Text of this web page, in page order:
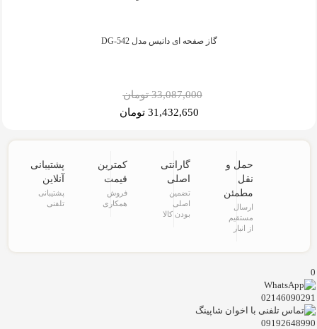
گاز صفحه ای داتیس مدل DG-542
33,087,000 تومان
31,432,650 تومان
حمل و
نقل
مطمئن
ارسال
مستقیم
از انبار
گارانتی
اصلی
تضمین
اصلی
بودن کالا
کمترین
قیمت
فروش
همکاری
پشتیبانی
آنلاین
پشتیبانی
تلفنی
0
02146090291
09192648990